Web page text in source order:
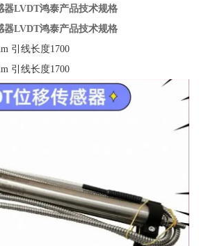
器LVDT鸿泰产品技术规格
器LVDT鸿泰产品技术规格
引线长度1700
引线长度1700